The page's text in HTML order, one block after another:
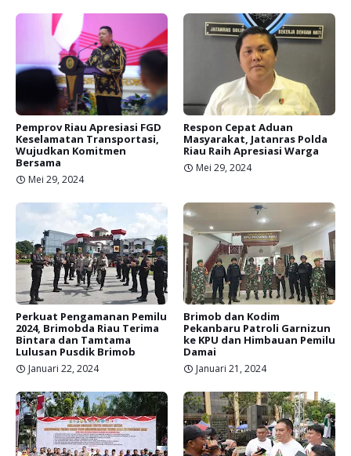
Pemprov Riau Apresiasi FGD
Keselamatan Transportasi,
Wujudkan Komitmen
Bersama
Mei 29, 2024
Respon Cepat Aduan
Masyarakat, Jatanras Polda
Riau Raih Apresiasi Warga
Mei 29, 2024
Perkuat Pengamanan Pemilu
2024, Brimobda Riau Terima
Bintara dan Tamtama
Lulusan Pusdik Brimob
Januari 22, 2024
Brimob dan Kodim
Pekanbaru Patroli Garnizun
ke KPU dan Himbauan Pemilu
Damai
Januari 21, 2024